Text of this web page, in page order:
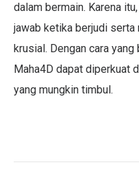
dalam bermain. Karena
jawab ketika berjudi serta
krusial. Dengan cara
Maha4D dapat diperkuat
yang mungkin timbul.